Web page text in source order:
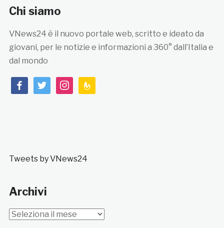
Chi siamo
VNews24 è il nuovo portale web, scritto e ideato da
giovani, per le notizie e informazioni a 360° dall’Italia e
dal mondo
facebooktwitterinstagramfeedburner
Tweets by VNews24
Archivi
Archivi